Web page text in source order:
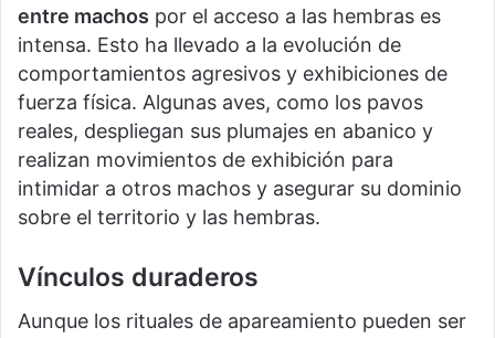
entre machos por el acceso a las hembras es
intensa. Esto ha llevado a la evolución de
comportamientos agresivos y exhibiciones de
fuerza física. Algunas aves, como los pavos
reales, despliegan sus plumajes en abanico y
realizan movimientos de exhibición para
intimidar a otros machos y asegurar su dominio
sobre el territorio y las hembras.
Vínculos duraderos
Aunque los rituales de apareamiento pueden ser